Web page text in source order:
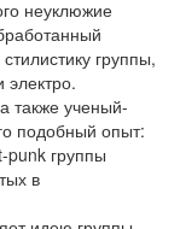
неуклюжие
группы,
электро.
также ученый-
подобный опыт:
punk группы
в